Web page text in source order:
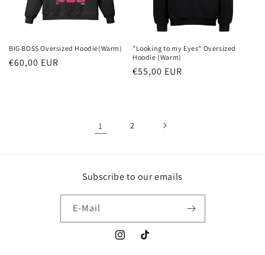
BIG BOSS Oversized Hoodie(Warm)
Normaler
€60,00 EUR
"Looking to my Eyes" Oversized
Hoodie (Warm)
Normaler
€55,00 EUR
1 2
Subscribe to our emails
E-Mail
InstagramTikTok